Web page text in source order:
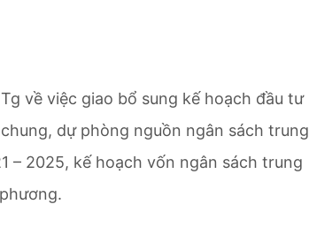
về việc giao bổ sung kế hoạch đầu tư
dự phòng nguồn ngân sách trung
– 2025, kế hoạch vốn ngân sách trung